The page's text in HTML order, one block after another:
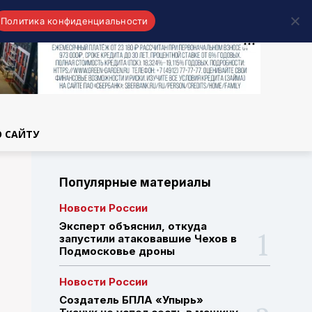
САЙТУ
Популярные материалы
Новости России
Эксперт объяснил, откуда
запустили атаковавшие Чехов в
Подмосковье дроны
Новости России
Создатель БПЛА «Упырь»
Политика конфиденциальности